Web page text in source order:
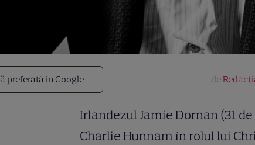
preferată în Google de
Irlandezul Jamie Dornan (31
Charlie Hunnam în rolul lui